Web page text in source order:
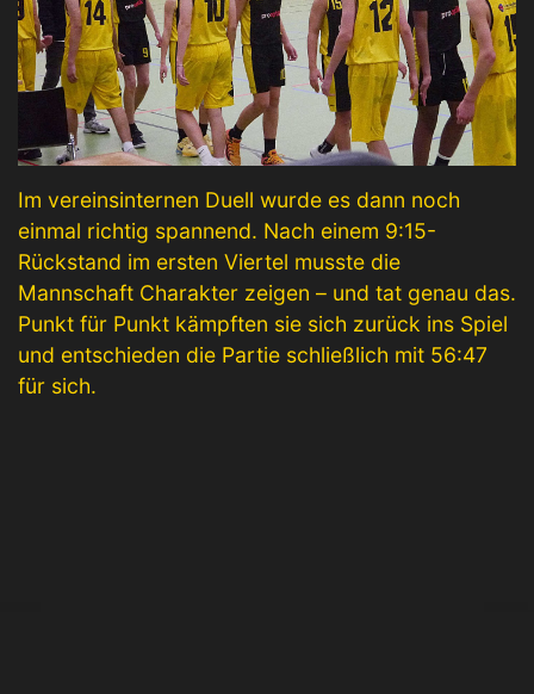
Im vereinsinternen Duell wurde es dann noch
einmal richtig spannend. Nach einem 9:15-
Rückstand im ersten Viertel musste die
Mannschaft Charakter zeigen – und tat genau das.
Punkt für Punkt kämpften sie sich zurück ins Spiel
und entschieden die Partie schließlich mit 56:47
für sich.